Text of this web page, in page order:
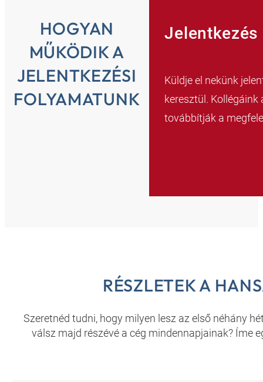
HOGYAN
MŰKÖDIK A
JELENTKEZÉSI
FOLYAMATUNK
Jelentkezés
Küldje el nekünk
keresztül.
továbbítják a
RÉSZLETEK A
Szeretnéd tudni, hogy milyen lesz az első néhány
válsz majd részévé a cég mindennapjainak? Íme